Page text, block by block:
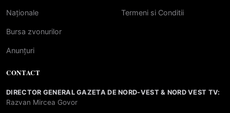
Naționale
Bursa zvonurilor
Anunțuri
Termeni si Conditii
CONTACT
DIRECTOR GENERAL GAZETA DE NORD-VEST & NORD VEST TV:
Razvan Mircea Govor